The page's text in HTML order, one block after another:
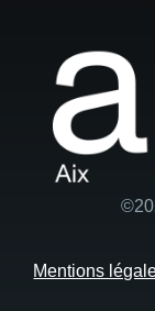
Mentions